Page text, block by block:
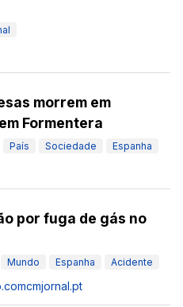
morrem em
Formentera
País Sociedade Espanha
por fuga de gás no
Mundo Espanha Acidente
cmjornal.pt